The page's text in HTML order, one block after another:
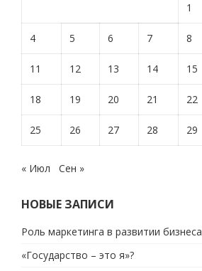
1
4 5 6 7 8
11 12 13 14 15
18 19 20 21 22
25 26 27 28 29
« Июл Сен »
НОВЫЕ ЗАПИСИ
Роль маркетинга в развитии бизнеса
«Государство – это я»?